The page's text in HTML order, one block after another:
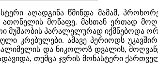
აღადგინა წმინდა მამამ,
მოწაფე. მასთან ერთად
მუშაობის პარალელურად იქმნებოდა
კრებულები. ამავე პერიოდს
და ნიკოლოზ დვალის,
თუმცა ჯვრის მონასტერი